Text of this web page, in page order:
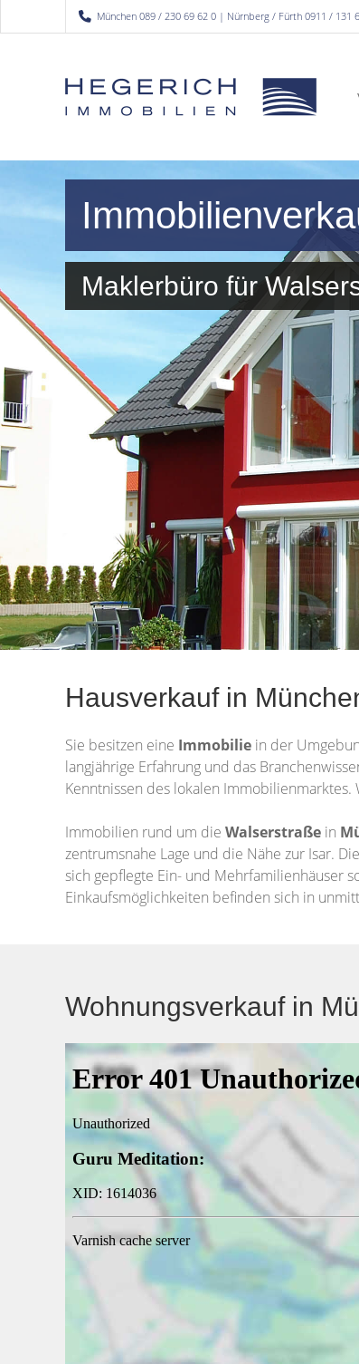
München 089 / 230 69 62 0 | Nürnberg / Fürth 0911 / 131
Maklerbüro für
Hausverkauf in
Sie besitzen eine Immobilie in der
langjährige Erfahrung und das
Kenntnissen des lokalen
Immobilien rund um die Walserstraße in
zentrumsnahe Lage und die Nähe zur Isar.
sich gepflegte Ein- und Mehrfamilienhäuser
Einkaufsmöglichkeiten befinden sich in
Wohnungsverkauf in